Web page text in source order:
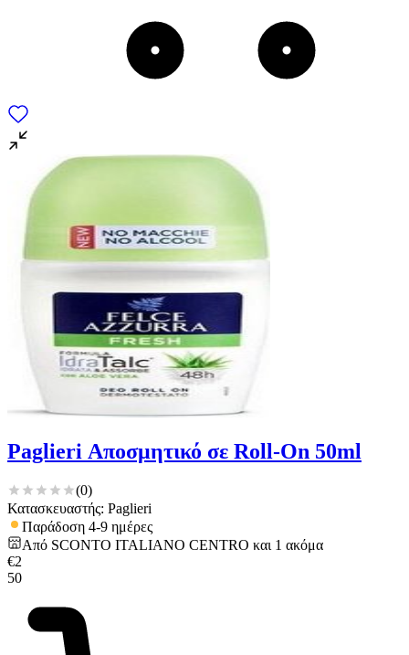
Paglieri Αποσμητικό σε Roll-On 50ml
(0)
Κατασκευαστής: Paglieri
Παράδοση 4-9 ημέρες
Από SCONTO ITALIANO CENTRO και 1 ακόμα
€2
50